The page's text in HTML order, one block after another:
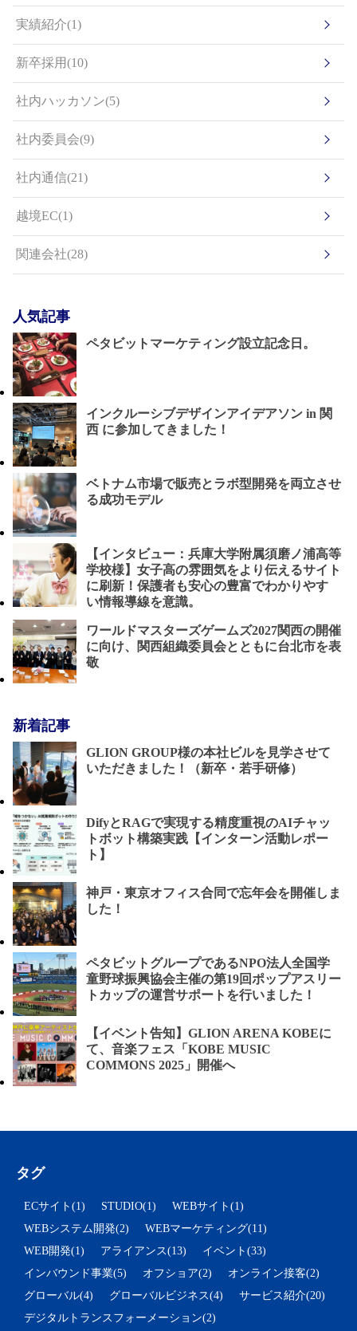
実績紹介(1)
新卒採用(10)
社内ハッカソン(5)
社内委員会(9)
社内通信(21)
越境EC(1)
関連会社(28)
人気記事
ペタビットマーケティング設立記念日。
インクルーシブデザインアイデアソン in 関
西 に参加してきました！
ベトナム市場で販売とラボ型開発を両立させ
る成功モデル
【インタビュー：兵庫大学附属須磨ノ浦高等
学校様】女子高の雰囲気をより伝えるサイト
に刷新！保護者も安心の豊富でわかりやす
い情報導線を意識。
ワールドマスターズゲームズ2027関西の開催
に向け、関西組織委員会とともに台北市を表
敬
新着記事
GLION GROUP様の本社ビルを見学させて
いただきました！（新卒・若手研修）
DifyとRAGで実現する精度重視のAIチャッ
トボット構築実践【インターン活動レポー
ト】
神戸・東京オフィス合同で忘年会を開催しま
した！
ペタビットグループであるNPO法人全国学
童野球振興協会主催の第19回ポップアスリー
トカップの運営サポートを行いました！
【イベント告知】GLION ARENA KOBEに
て、音楽フェス「KOBE MUSIC
COMMONS 2025」開催へ
タグ
ECサイト(1) STUDIO(1)
WEBサイト(1)
WEBシステム開発(2)
WEBマーケティング(11)
WEB開発(1)
アライアンス(13)
イベント(33)
インバウンド事業(5)
オフショア(2)
オンライン接客(2)
グローバル(4)
グローバルビジネス(4)
サービス紹介(20)
デジタルトランスフォーメーション(2)